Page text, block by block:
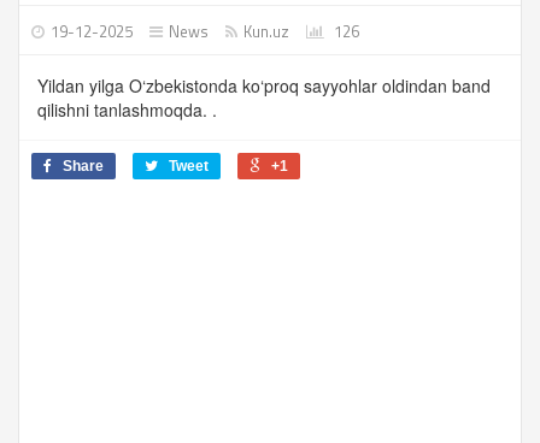
19-12-2025 News Kun.uz 126
Yildan yilga O‘zbekistonda ko‘proq sayyohlar oldindan band
qilishni tanlashmoqda. .
Share Tweet +1